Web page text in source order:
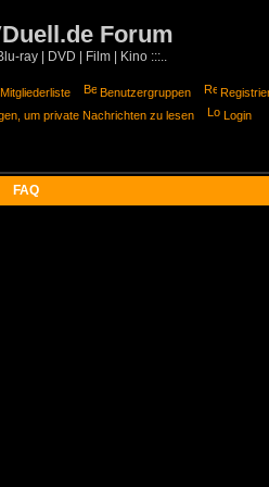
Forum
ray | DVD | Film | Kino :::..
Mitgliederliste Benutzergruppen
um private Nachrichten zu lesen Login
FAQ